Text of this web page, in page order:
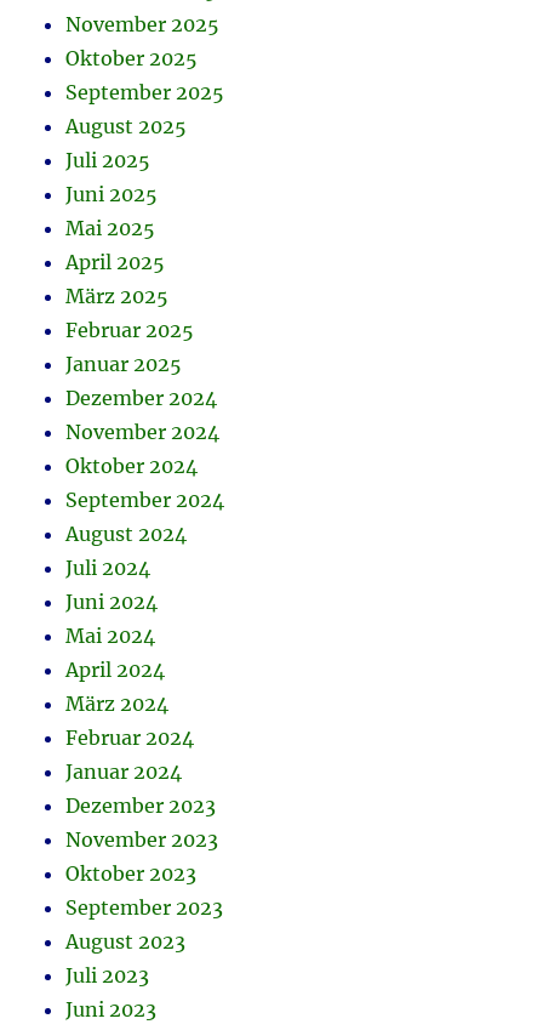
November 2025
Oktober 2025
September 2025
August 2025
Juli 2025
Juni 2025
Mai 2025
April 2025
März 2025
Februar 2025
Januar 2025
Dezember 2024
November 2024
Oktober 2024
September 2024
August 2024
Juli 2024
Juni 2024
Mai 2024
April 2024
März 2024
Februar 2024
Januar 2024
Dezember 2023
November 2023
Oktober 2023
September 2023
August 2023
Juli 2023
Juni 2023